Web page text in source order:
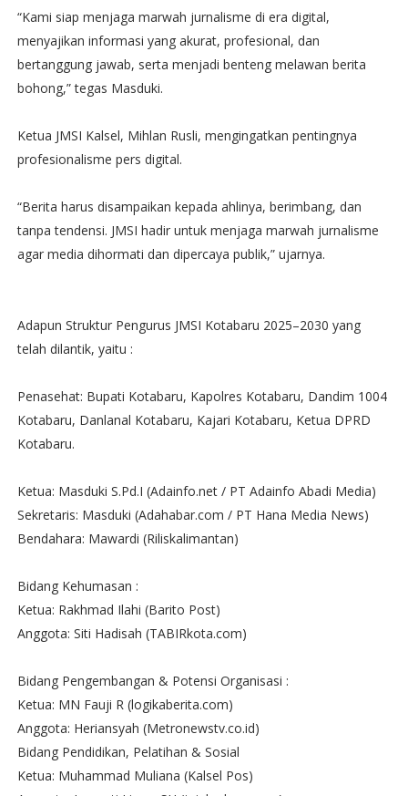
“Kami siap menjaga marwah jurnalisme di era digital,
menyajikan informasi yang akurat, profesional, dan
bertanggung jawab, serta menjadi benteng melawan berita
bohong,” tegas Masduki.
Ketua JMSI Kalsel, Mihlan Rusli, mengingatkan pentingnya
profesionalisme pers digital.
“Berita harus disampaikan kepada ahlinya, berimbang, dan
tanpa tendensi. JMSI hadir untuk menjaga marwah jurnalisme
agar media dihormati dan dipercaya publik,” ujarnya.
Adapun Struktur Pengurus JMSI Kotabaru 2025–2030 yang
telah dilantik, yaitu :
Penasehat: Bupati Kotabaru, Kapolres Kotabaru, Dandim 1004
Kotabaru, Danlanal Kotabaru, Kajari Kotabaru, Ketua DPRD
Kotabaru.
Ketua: Masduki S.Pd.I (Adainfo.net / PT Adainfo Abadi Media)
Sekretaris: Masduki (Adahabar.com / PT Hana Media News)
Bendahara: Mawardi (Riliskalimantan)
Bidang Kehumasan :
Ketua: Rakhmad Ilahi (Barito Post)
Anggota: Siti Hadisah (TABIRkota.com)
Bidang Pengembangan & Potensi Organisasi :
Ketua: MN Fauji R (logikaberita.com)
Anggota: Heriansyah (Metronewstv.co.id)
Bidang Pendidikan, Pelatihan & Sosial
Ketua: Muhammad Muliana (Kalsel Pos)